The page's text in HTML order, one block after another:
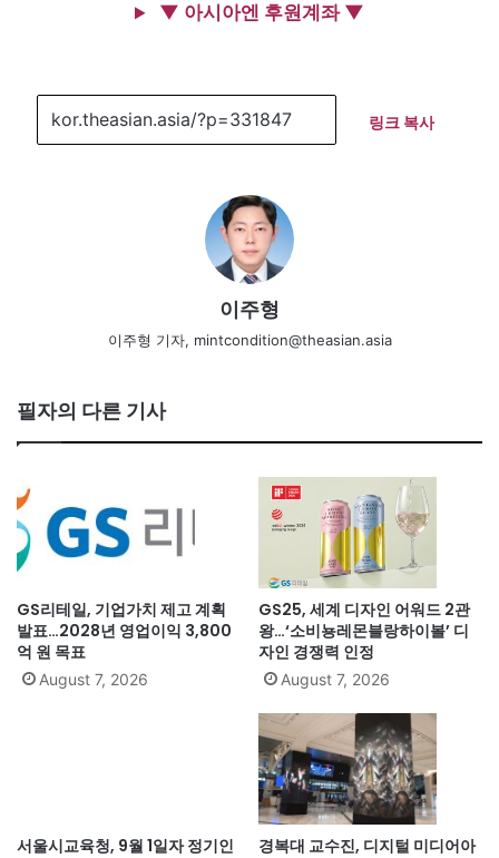
▼ 아시아엔 후원계좌 ▼
링크 복사
이주형
이주형 기자, mintcondition@theasian.asia
필자의 다른 기사
GS리테일, 기업가치 제고 계획
발표…2028년 영업이익 3,800
억 원 목표
August 7, 2026
GS25, 세계 디자인 어워드 2관
왕…‘소비뇽레몬블랑하이볼’ 디
자인 경쟁력 인정
August 7, 2026
서울시교육청, 9월 1일자 정기인
경복대 교수진, 디지털 미디어아